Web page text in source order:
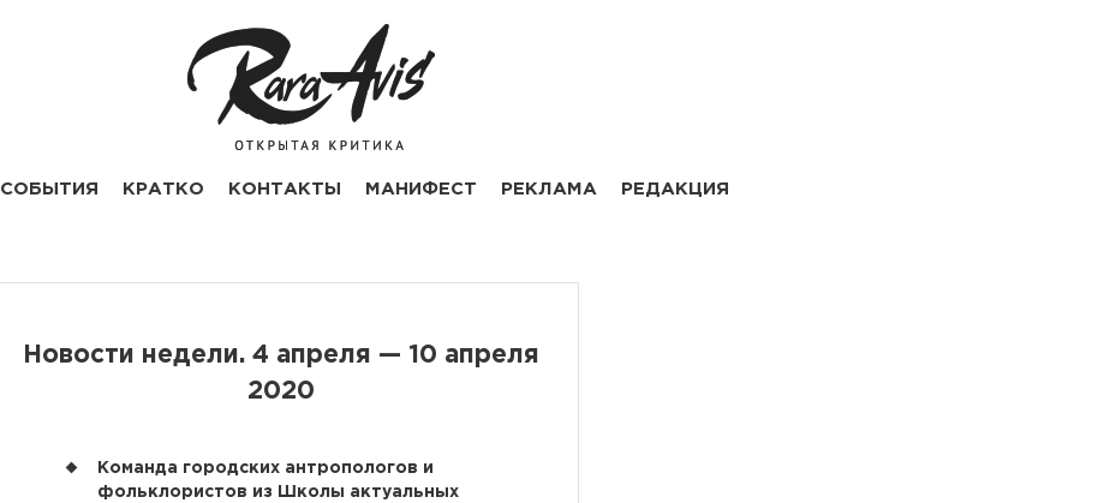
СОБЫТИЯ КРАТКО КОНТАКТЫ МАНИФЕСТ РЕКЛАМА РЕДАКЦИЯ
​Новости недели. 4 апреля — 10 апреля
2020
Команда городских антропологов и
фольклористов из Школы актуальных